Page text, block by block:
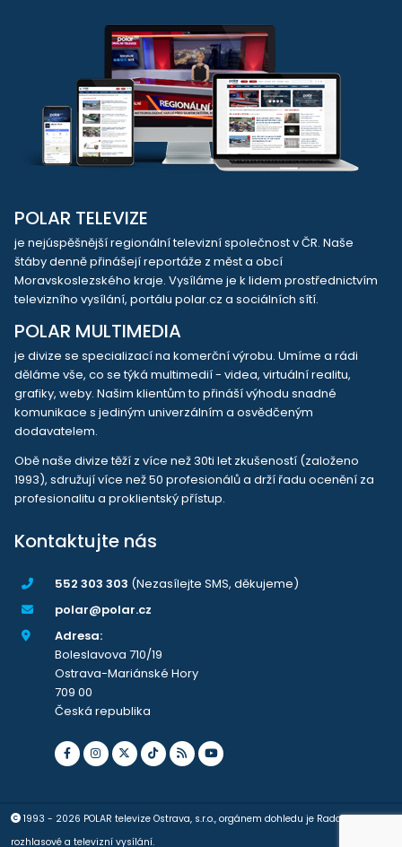
POLAR TELEVIZE
je nejúspěšnější regionální televizní společnost v ČR. Naše
štáby denně přinášejí reportáže z měst a obcí
Moravskoslezského kraje. Vysíláme je k lidem prostřednictvím
televizního vysílání, portálu polar.cz a sociálních sítí.
POLAR MULTIMEDIA
je divize se specializací na komerční výrobu. Umíme a rádi
děláme vše, co se týká multimedií - videa, virtuální realitu,
grafiky, weby. Našim klientům to přináší výhodu snadné
komunikace s jediným univerzálním a osvědčeným
dodavatelem.
Obě naše divize těží z více než 30ti let zkušeností (založeno
1993), sdružují více než 50 profesionálů a drží řadu ocenění za
profesionalitu a proklientský přístup.
Kontaktujte nás
552 303 303 (Nezasílejte SMS, děkujeme)
polar@polar.cz
Adresa:
Boleslavova 710/19
Ostrava-Mariánské Hory
709 00
Česká republika
1993 - 2026 POLAR televize Ostrava, s.r.o., orgánem dohledu je Rada pro
rozhlasové a televizní vysílání.